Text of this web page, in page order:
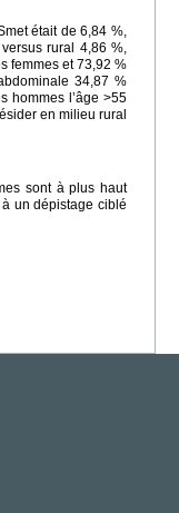
était de 6,84 %,
rural 4,86 %,
femmes et 73,92 %
34,87 %
hommes l’âge >55
en milieu rural
sont à plus haut
un dépistage ciblé